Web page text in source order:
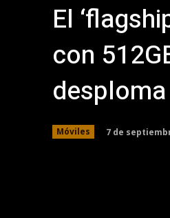
El
con
Móviles 7 de